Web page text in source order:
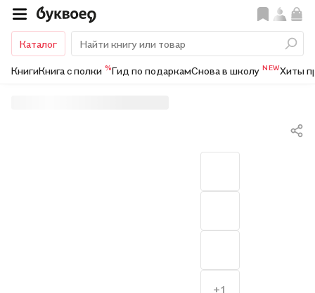
Каталог
КнигиКнига с полки %Гид по подаркамСнова в школу NEWХиты
+1